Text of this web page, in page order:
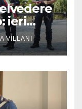
ieri
VILLANI